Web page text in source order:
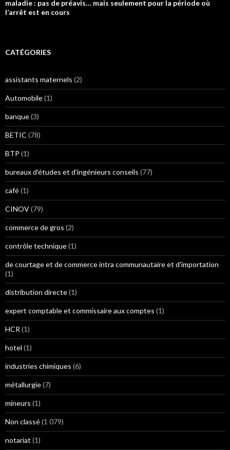
maladie : pas de préavis… mais seulement pour la période où
l’arrêt est en cours
CATÉGORIES
assistants maternels (2)
Automobile(1)
banque(3)
BETIC (78)
BTP (1)
bureaux d'études et d'ingénieurs conseils (77)
café(1)
CINOV(79)
commerce de gros (2)
contrôle technique(1)
de courtage et de commerce intra communautaire et d'importation
(1)
distribution directe(1)
expert comptable et commissaire aux comptes (1)
HCR (1)
hotel (1)
industries chimiques (6)
métallurgie(7)
mineurs (1)
Non classé(1 079)
notariat (1)